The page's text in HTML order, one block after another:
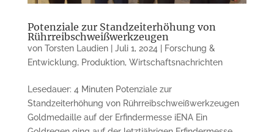
Potenziale zur Standzeiterhöhung von
Rührreibschweißwerkzeugen
von Torsten Laudien| Juli 1, 2024
Forschung &
Entwicklung, Produktion, Wirtschaftsnachrichten
Lesedauer: 4 Minuten Potenziale zur
Standzeiterhöhung von Rührreibschweißwerkzeugen
Goldmedaille auf der Erfindermesse iENA Ein